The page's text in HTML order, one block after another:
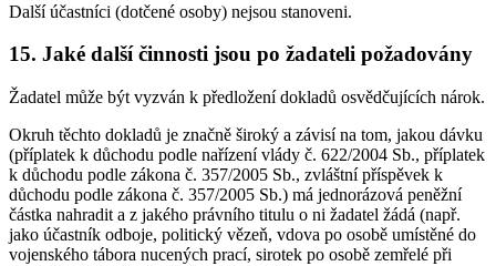
Další účastníci (dotčené osoby) nejsou stanoveni.
15. Jaké další činnosti jsou po žadateli požadovány
Žadatel může být vyzván k předložení dokladů osvědčujících nárok.
Okruh těchto dokladů je značně široký a závisí na tom, jakou dávku
(příplatek k důchodu podle nařízení vlády č. 622/2004 Sb., příplatek
k důchodu podle zákona č. 357/2005 Sb., zvláštní příspěvek k
důchodu podle zákona č. 357/2005 Sb.) má jednorázová peněžní
částka nahradit a z jakého právního titulu o ni žadatel žádá (např.
jako účastník odboje, politický vězeň, vdova po osobě umístěné do
vojenského tábora nucených prací, sirotek po osobě zemřelé při